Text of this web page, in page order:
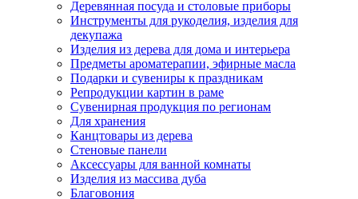
Деревянная посуда и столовые приборы
Инструменты для рукоделия, изделия для
декупажа
Изделия из дерева для дома и интерьера
Предметы ароматерапии, эфирные масла
Подарки и сувениры к праздникам
Репродукции картин в раме
Сувенирная продукция по регионам
Для хранения
Канцтовары из дерева
Стеновые панели
Аксессуары для ванной комнаты
Изделия из массива дуба
Благовония